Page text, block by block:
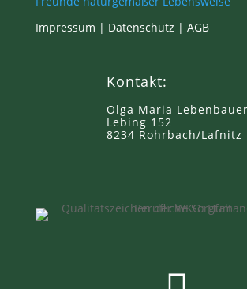
Impressum | Datenschutz | AGB
Kontakt:
Olga Maria Lebenbauer
Lebing 152
8234 Rohrbach/Lafnitz